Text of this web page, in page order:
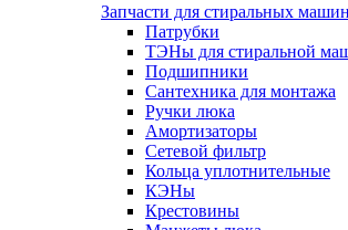
Запчасти для стиральных машин
Патрубки
ТЭНы для стиральной
Подшипники
Сантехника для монтажа
Ручки люка
Амортизаторы
Сетевой фильтр
Кольца уплотнительные
КЭНы
Крестовины